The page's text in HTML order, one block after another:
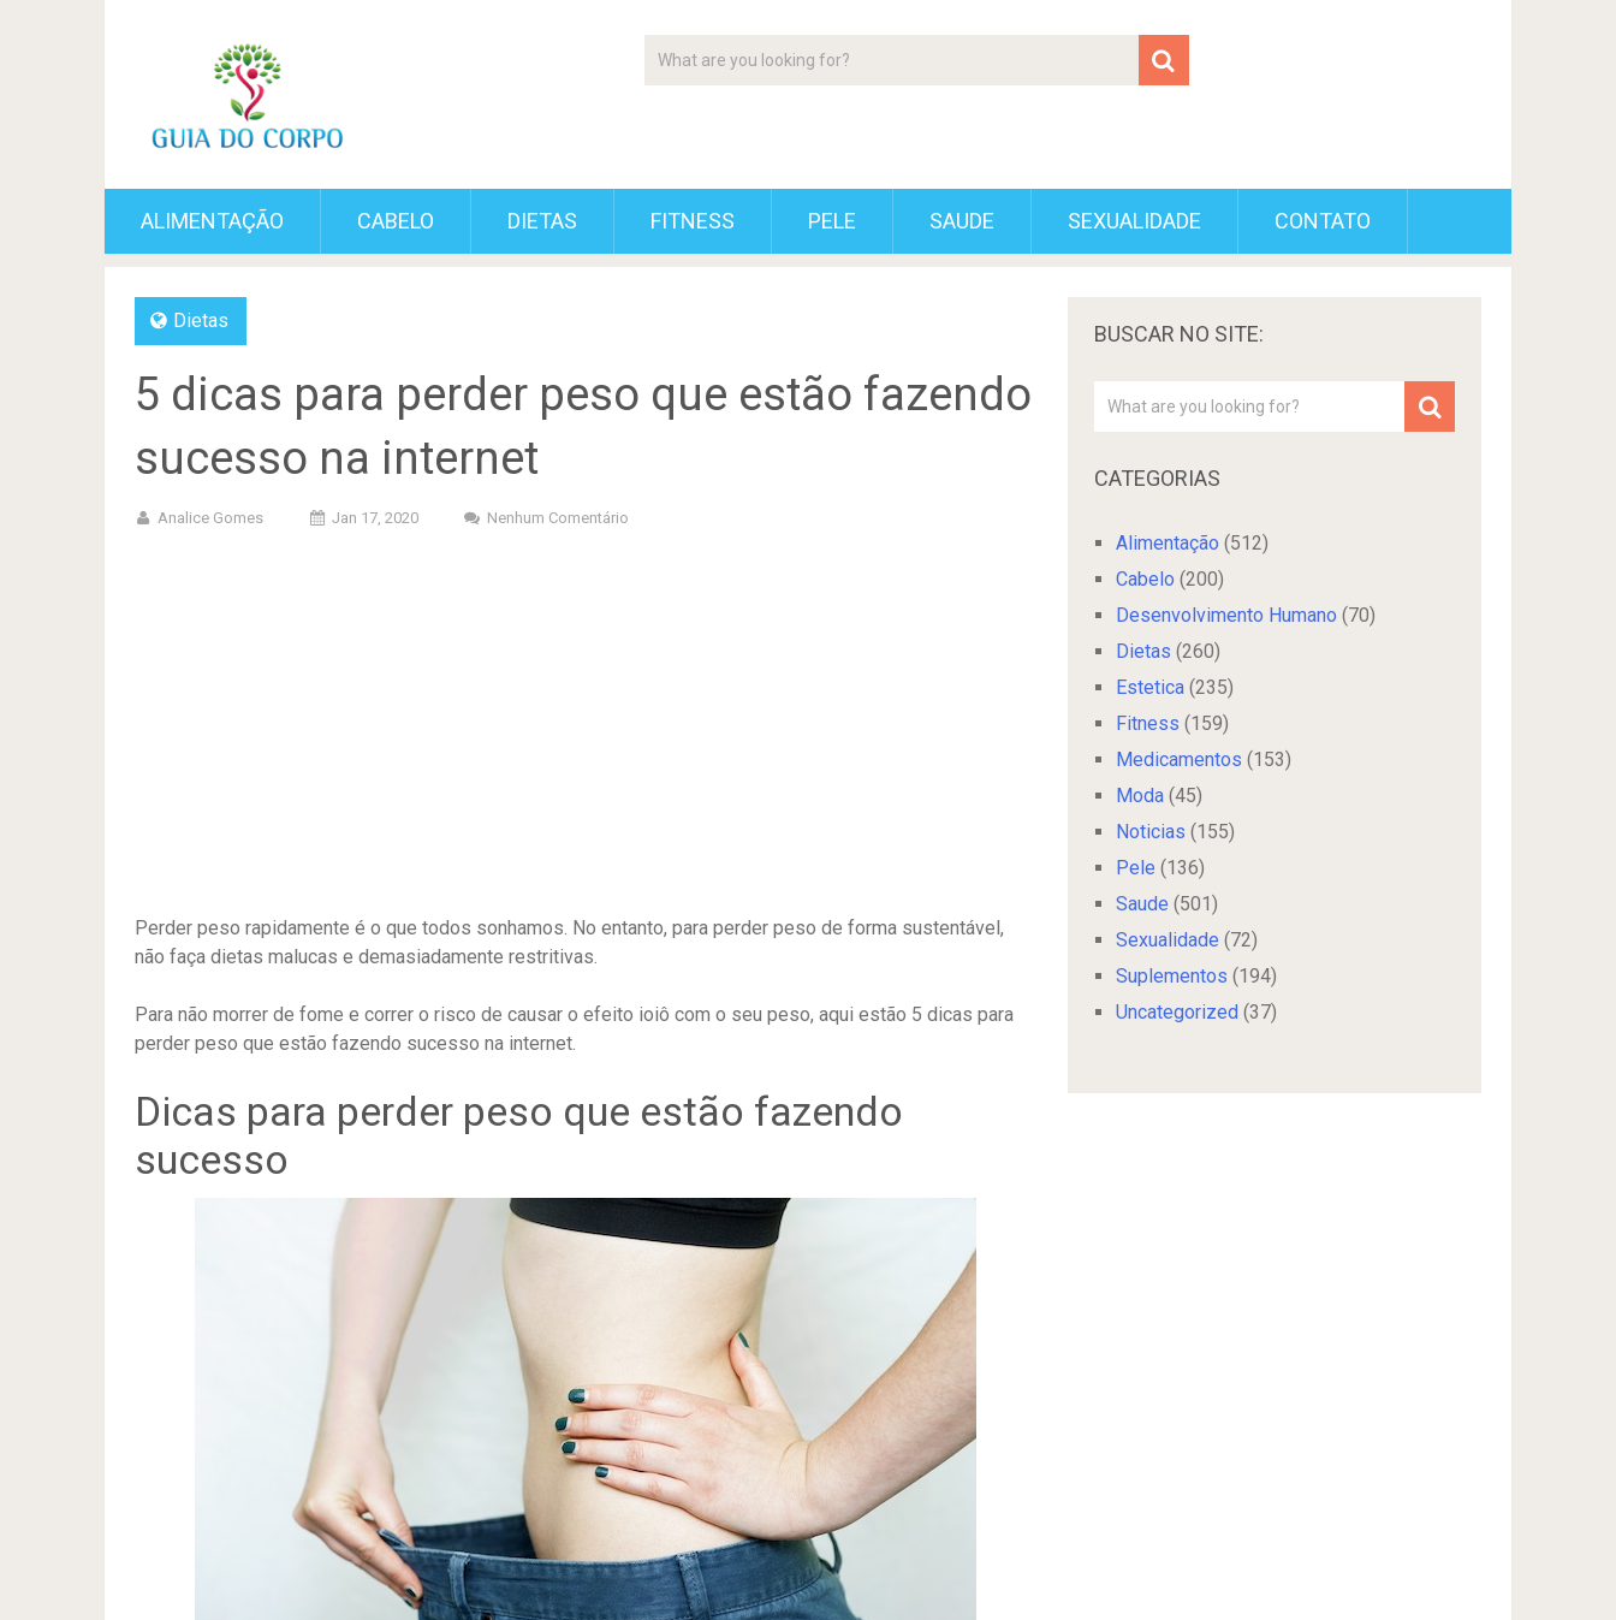
ALIMENTAÇÃO CABELO DIETAS FITNESS PELE SAUDE SEXUALIDADE CONTATO
Dietas
5 dicas para perder peso que estão fazendo
sucesso na internet
Analice Gomes Jan 17, 2020 Nenhum Comentário
Perder peso rapidamente é o que todos sonhamos. No entanto, para perder peso de forma sustentável,
não faça dietas malucas e demasiadamente restritivas.
Para não morrer de fome e correr o risco de causar o efeito ioiô com o seu peso, aqui estão 5 dicas para
perder peso que estão fazendo sucesso na internet.
Dicas para perder peso que estão fazendo
sucesso
BUSCAR NO SITE:
CATEGORIAS
Alimentação (512)
Cabelo (200)
Desenvolvimento Humano (70)
Dietas (260)
Estetica (235)
Fitness (159)
Medicamentos (153)
Moda (45)
Noticias (155)
Pele (136)
Saude (501)
Sexualidade (72)
Suplementos (194)
Uncategorized (37)